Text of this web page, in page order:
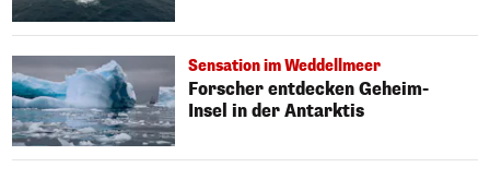
Sensation im Weddellmeer
Forscher entdecken Geheim-
Insel in der Antarktis